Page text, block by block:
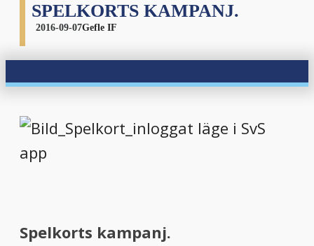
SPELKORTS KAMPANJ.
2016-09-07Gefle IF
Spelkorts kampanj.